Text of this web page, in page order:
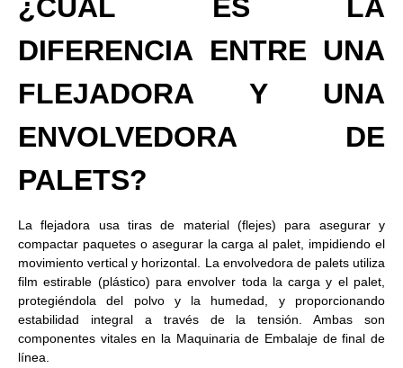
¿CUÁL ES LA
DIFERENCIA ENTRE UNA
FLEJADORA Y UNA
ENVOLVEDORA DE
PALETS?
La flejadora usa tiras de material (flejes) para asegurar y
compactar paquetes o asegurar la carga al palet, impidiendo el
movimiento vertical y horizontal. La envolvedora de palets utiliza
film estirable (plástico) para envolver toda la carga y el palet,
protegiéndola del polvo y la humedad, y proporcionando
estabilidad integral a través de la tensión. Ambas son
componentes vitales en la Maquinaria de Embalaje de final de
línea.